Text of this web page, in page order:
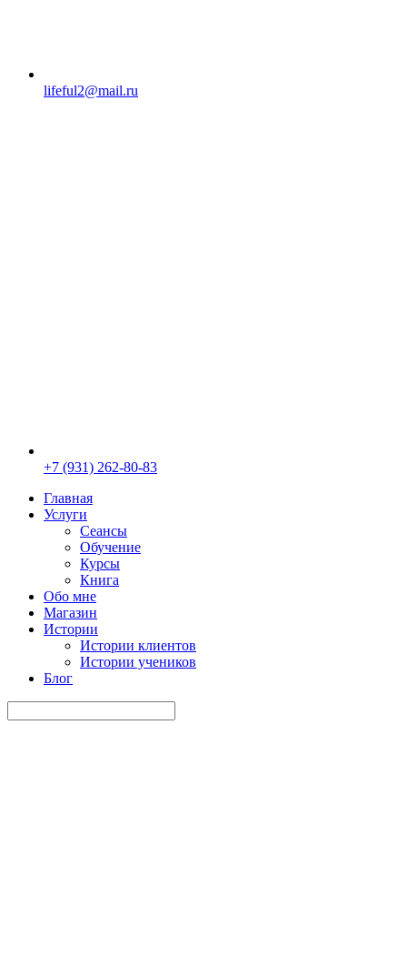
lifeful2@mail.ru
+7 (931) 262-80-83
Главная
Услуги
Сеансы
Обучение
Курсы
Книга
Обо мне
Магазин
Истории
Истории клиентов
Истории учеников
Блог